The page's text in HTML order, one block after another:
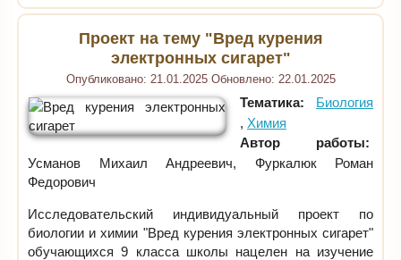
Проект на тему "Вред курения
электронных сигарет"
Опубликовано: 21.01.2025 Обновлено: 22.01.2025
Тематика:
Биология
Химия
Автор работы:
Усманов Михаил Андреевич, Фуркалюк Роман
Федорович
Исследовательский индивидуальный проект по
биологии и химии "Вред курения электронных сигарет"
обучающихся 9 класса школы нацелен на изучение